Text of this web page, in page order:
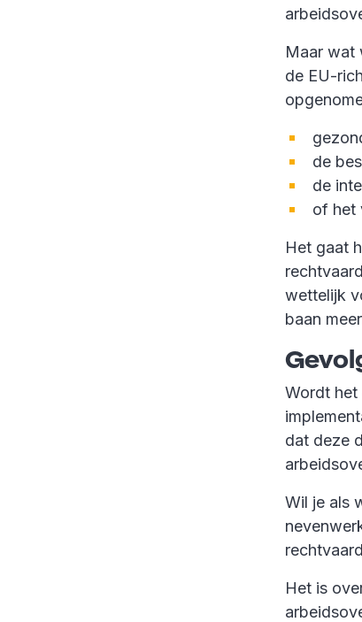
Maar wat
de EU-
de
de
of het
Het gaat
wettelijk
baan
Wordt het
dat deze
Wil je als
Het is